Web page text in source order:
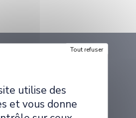
utilise des
et vous donne
Tout refuser